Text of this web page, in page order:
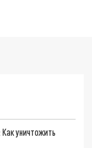
уничтожить